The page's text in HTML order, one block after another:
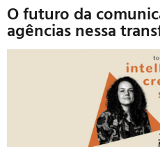
O futuro da
agências nessa